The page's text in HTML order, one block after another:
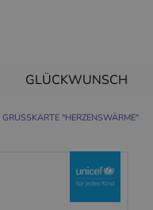
GLÜCKWUNSCH
GRUSSKARTE "HERZENSWÄRME"